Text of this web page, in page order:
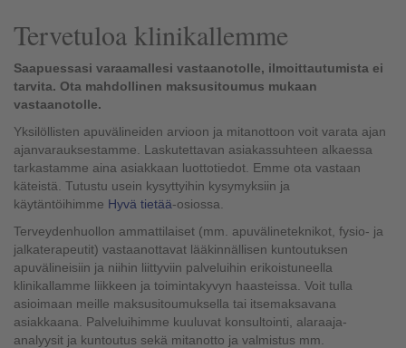
Tervetuloa klinikallemme
Saapuessasi varaamallesi vastaanotolle, ilmoittautumista ei
tarvita. Ota mahdollinen maksusitoumus mukaan
vastaanotolle.
Yksilöllisten apuvälineiden arvioon ja mitanottoon voit varata ajan
ajanvarauksestamme. Laskutettavan asiakassuhteen alkaessa
tarkastamme aina asiakkaan luottotiedot. Emme ota vastaan
käteistä. Tutustu usein kysyttyihin kysymyksiin ja
käytäntöihimme Hyvä tietää-osiossa.
Terveydenhuollon ammattilaiset (mm. apuvälineteknikot, fysio- ja
jalkaterapeutit) vastaanottavat lääkinnällisen kuntoutuksen
apuvälineisiin ja niihin liittyviin palveluihin erikoistuneella
klinikallamme liikkeen ja toimintakyvyn haasteissa. Voit tulla
asioimaan meille maksusitoumuksella tai itsemaksavana
asiakkaana. Palveluihimme kuuluvat konsultointi, alaraaja-
analyysit ja kuntoutus sekä mitanotto ja valmistus mm.